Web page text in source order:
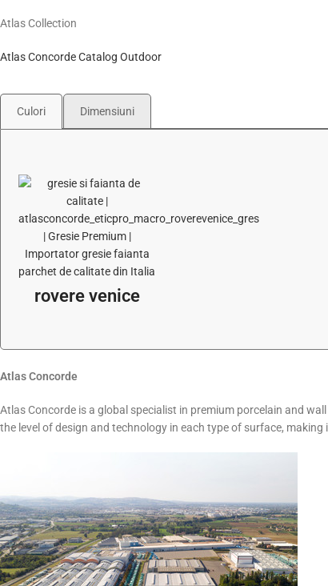
Atlas Collection
Atlas Concorde Catalog Outdoor
Culori Dimensiuni
rovere venice
Atlas Concorde
Atlas Concorde is a global specialist in premium porcelain and
the level of design and technology in each type of surface,